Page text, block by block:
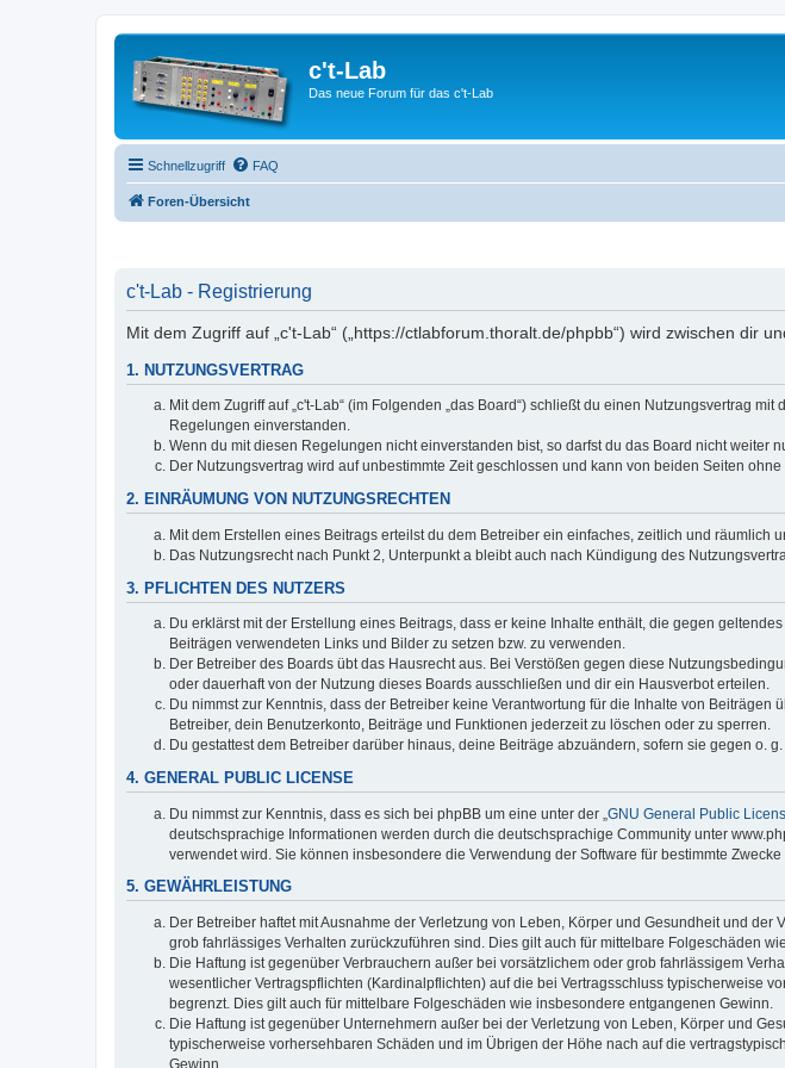
c't-Lab
Das neue Forum für das c't-Lab
Schnellzugriff FAQ
Foren-Übersicht
c't-Lab - Registrierung
Mit dem Zugriff auf „c't-Lab“ („https://ctlabforum.thoralt.de/phpbb“) wird zwischen dir
1. NUTZUNGSVERTRAG
Mit dem Zugriff auf „c't-Lab“ (im Folgenden „das Board“) schließt du einen Nutzungsvertrag
Regelungen einverstanden.
Wenn du mit diesen Regelungen nicht einverstanden bist, so darfst du das Board nicht
Der Nutzungsvertrag wird auf unbestimmte Zeit geschlossen und kann von beiden Seiten
2. EINRÄUMUNG VON NUTZUNGSRECHTEN
Mit dem Erstellen eines Beitrags erteilst du dem Betreiber ein einfaches, zeitlich und
Das Nutzungsrecht nach Punkt 2, Unterpunkt a bleibt auch nach Kündigung des
3. PFLICHTEN DES NUTZERS
Du erklärst mit der Erstellung eines Beitrags, dass er keine Inhalte enthält, die gegen
Beiträgen verwendeten Links und Bilder zu setzen bzw. zu verwenden.
Der Betreiber des Boards übt das Hausrecht aus. Bei Verstößen gegen diese
oder dauerhaft von der Nutzung dieses Boards ausschließen und dir ein Hausverbot erteilen.
Du nimmst zur Kenntnis, dass der Betreiber keine Verantwortung für die Inhalte von
Betreiber, dein Benutzerkonto, Beiträge und Funktionen jederzeit zu löschen oder zu sperren.
Du gestattest dem Betreiber darüber hinaus, deine Beiträge abzuändern, sofern sie gegen
4. GENERAL PUBLIC LICENSE
Du nimmst zur Kenntnis, dass es sich bei phpBB um eine unter der „ GNU General Public
deutschsprachige Informationen werden durch die deutschsprachige Community unter
verwendet wird. Sie können insbesondere die Verwendung der Software für bestimmte
5. GEWÄHRLEISTUNG
Der Betreiber haftet mit Ausnahme der Verletzung von Leben, Körper und Gesundheit und
grob fahrlässiges Verhalten zurückzuführen sind. Dies gilt auch für mittelbare Folgeschäden
Die Haftung ist gegenüber Verbrauchern außer bei vorsätzlichem oder grob fahrlässigem
wesentlicher Vertragspflichten (Kardinalpflichten) auf die bei Vertragsschluss typischerweise
begrenzt. Dies gilt auch für mittelbare Folgeschäden wie insbesondere entgangenen Gewinn.
Die Haftung ist gegenüber Unternehmern außer bei der Verletzung von Leben, Körper und
typischerweise vorhersehbaren Schäden und im Übrigen der Höhe nach auf die
Gewinn.